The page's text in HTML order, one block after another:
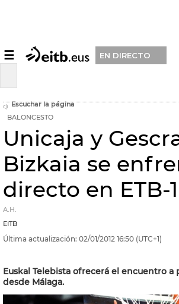
☰ EN DIRECTO
Escuchar la página
BALONCESTO
Unicaja y
Bizkaia se
directo en ETB-1
A.H.
EITB
Última actualización: 02/01/2012 16:50 (UTC+1)
Euskal Telebista ofrecerá el encuentro a
desde Málaga.